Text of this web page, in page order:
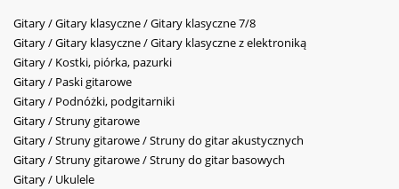
Gitary / Gitary klasyczne / Gitary klasyczne 7/8
Gitary / Gitary klasyczne / Gitary klasyczne z elektroniką
Gitary / Kostki, piórka, pazurki
Gitary / Paski gitarowe
Gitary / Podnóżki, podgitarniki
Gitary / Struny gitarowe
Gitary / Struny gitarowe / Struny do gitar akustycznych
Gitary / Struny gitarowe / Struny do gitar basowych
Gitary / Ukulele